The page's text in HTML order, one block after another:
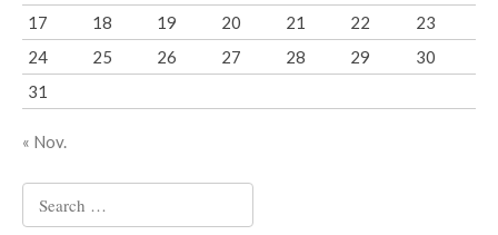
17
18 19 20 21 22
23
24
25 26 27 28 29
30
31
« Nov.
for: